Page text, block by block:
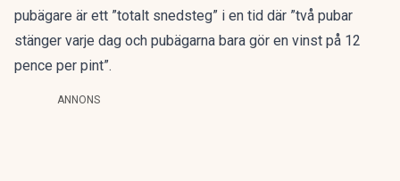
pubägare är ett ”totalt snedsteg” i en tid där ”två pubar
stänger varje dag och pubägarna bara gör en vinst på 12
pence per pint”.
ANNONS